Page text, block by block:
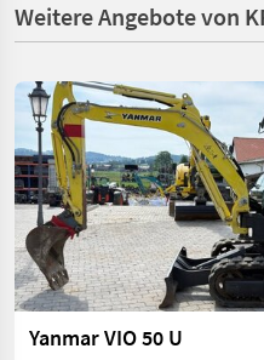
Weitere Angebote von
Yanmar VIO 50 U